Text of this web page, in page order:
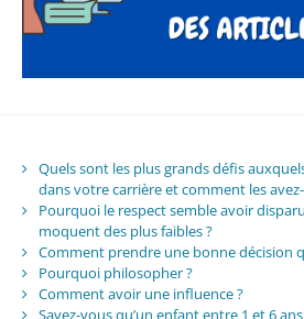
Quels sont les plus grands défis
dans votre carrière et comment les
Pourquoi le respect semble avoir
moquent des plus faibles ?
Comment prendre une bonne décision
Pourquoi philosopher ?
Comment avoir une influence ?
Savez-vous qu’un enfant entre 1 et 6